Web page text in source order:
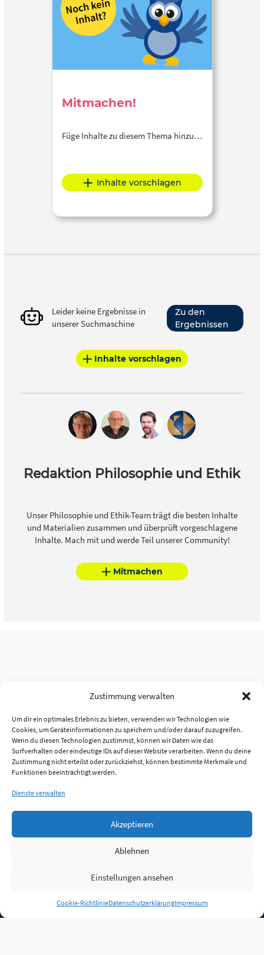
Zustimmung verwalten
Um dir ein optimales Erlebnis zu bieten, verwenden wir Technologien wie
Cookies, um Geräteinformationen zu speichern und/oder darauf zuzugreifen.
Wenn du diesen Technologien zustimmst, können wir Daten wie das
Surfverhalten oder eindeutige IDs auf dieser Website verarbeiten. Wenn du deine
Zustimmung nicht erteilst oder zurückziehst, können bestimmte Merkmale und
Funktionen beeinträchtigt werden.
Dienste verwalten
Akzeptieren
Ablehnen
Einstellungen ansehen
Cookie-RichtlinieDatenschutzerklärungImpressum
Mitmachen!
Füge Inhalte zu diesem Thema hinzu…
Inhalte vorschlagen
Leider keine Ergebnisse in
unserer Suchmaschine
Zu den
Ergebnissen
Inhalte vorschlagen
Redaktion Philosophie und Ethik
Unser Philosophie und Ethik-Team trägt die besten Inhalte
und Materialien zusammen und überprüft vorgeschlagene
Inhalte. Mach mit und werde Teil unserer Community!
Mitmachen
Anmelden
Jobs Partner FAQ Quellen